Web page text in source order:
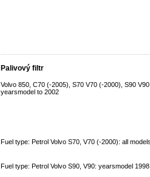
Palivový filtr
Volvo 850, C70 (-2005), S70 V70 (-2000), S90
yearsmodel to 2002
Fuel type: Petrol Volvo S70, V70 (-2000): all
Fuel type: Petrol Volvo S90, V90: yearsmodel 1998